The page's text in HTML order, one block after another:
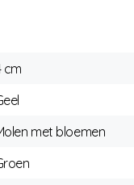
cm
met bloemen